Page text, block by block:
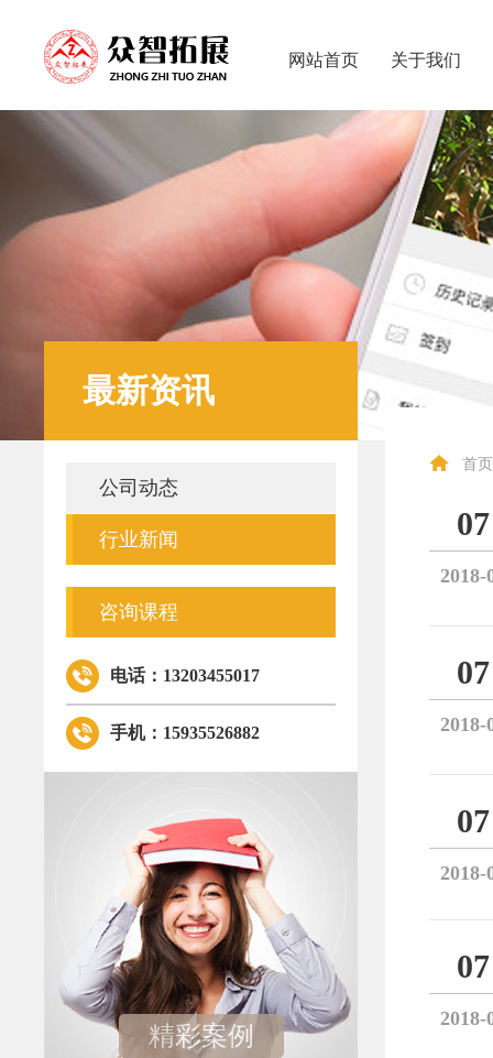
网站首页 关于我们
最新资讯
公司动态
行业新闻
咨询课程
电话：13203455017
手机：15935526882
精彩案例
首页
07
2018-
07
2018-
07
2018-
07
2018-